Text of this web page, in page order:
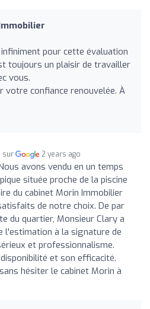
pour cette évaluation
toujours un plaisir de travailler
vous.
votre confiance renouvelée. À
sur 2 years ago
avons vendu en un temps
située proche de la piscine
du cabinet Morin Immobilier
de notre choix. De par
du quartier, Monsieur Clary a
l'estimation à la signature de
et professionnalisme.
et son efficacité.
hésiter le cabinet Morin à